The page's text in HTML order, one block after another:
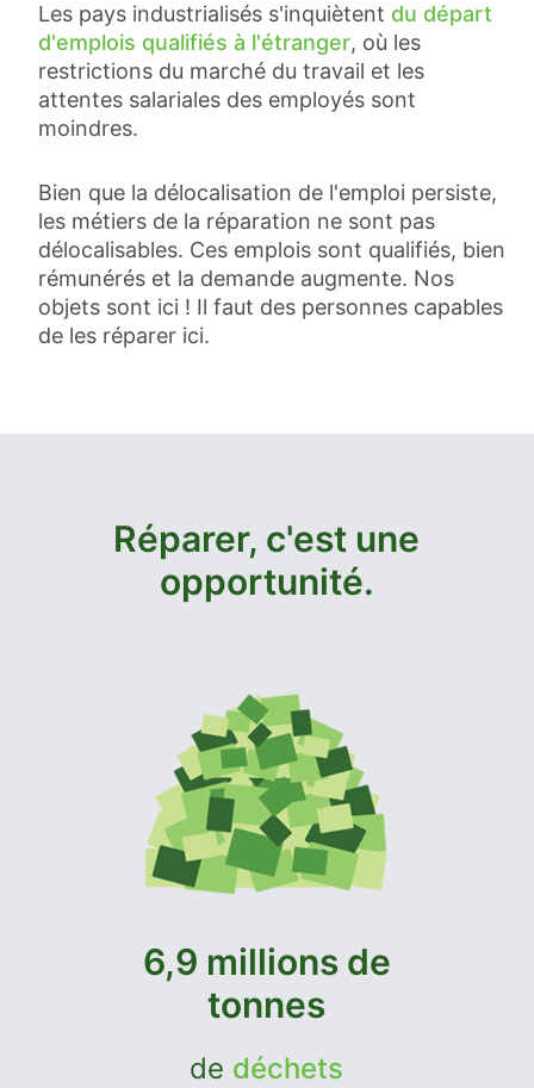
Les pays industrialisés s'inquiètent du départ
d'emplois qualifiés à l'étranger, où les
restrictions du marché du travail et les
attentes salariales des employés sont
moindres.
Bien que la délocalisation de l'emploi persiste,
les métiers de la réparation ne sont pas
délocalisables. Ces emplois sont qualifiés, bien
rémunérés et la demande augmente. Nos
objets sont ici ! Il faut des personnes capables
de les réparer ici.
Réparer, c'est une
opportunité.
6,9 millions de
tonnes
de déchets